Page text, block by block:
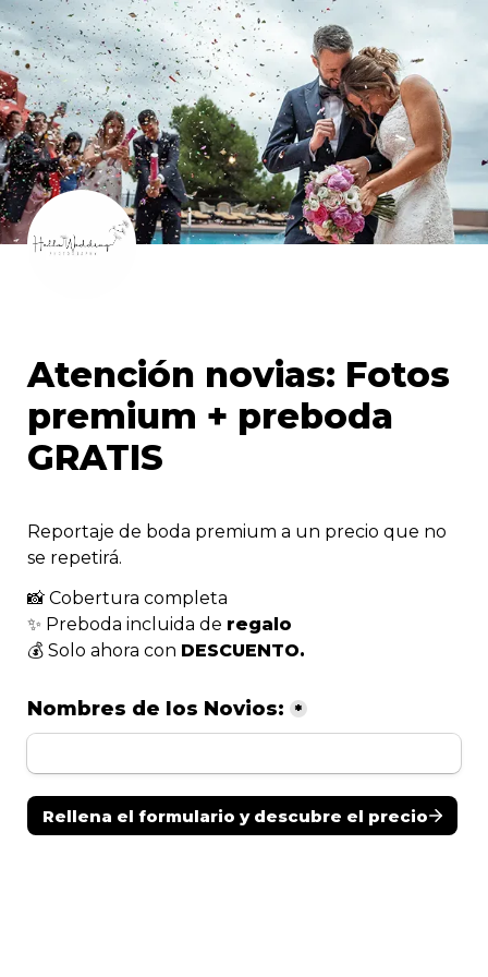
Atención novias: Fotos
premium + preboda
GRATIS
Reportaje de boda premium a un precio que no
se repetirá.
📸 Cobertura completa
✨ Preboda incluida de regalo
💰 Solo ahora con DESCUENTO.
Nombres de los Novios: *
Rellena el formulario y descubre el precio